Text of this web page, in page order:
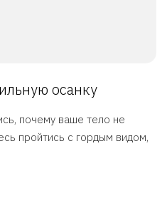
осанку
почему ваше тело не
пройтись с гордым видом,